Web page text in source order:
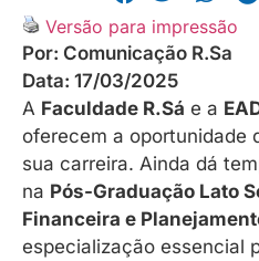
Versão para impressão
Por: Comunicação R.Sa
Data: 17/03/2025
A Faculdade R.Sá e a
oferecem a oportunidade
sua carreira. Ainda dá
na Pós-Graduação Lato
Financeira e
especialização essencial